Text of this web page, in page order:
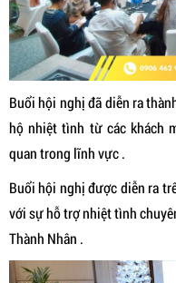
Buổi hội nghị đã diễn ra
hộ nhiệt tình từ các khách
quan trong lĩnh vực .
Buổi hội nghị được diễn ra
với sự hỗ trợ nhiệt tình
Thành Nhân .